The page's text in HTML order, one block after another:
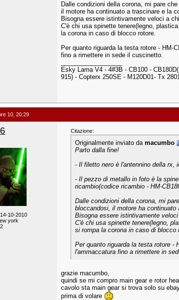
Dalle condizioni della corona, mi pare
il motore ha continuato a trascinare e la
Bisogna essere istintivamente veloci a
C'è chi usa spinette tenere(legno,
la corona in caso di blocco rotore.
Per quanto riguarda la testa rotore - HM-
fino a rimettere in sede il cuscinetto.
Esky Lama V4 - 4#3B - CB100 -
915) - Copterx 250SE - M120D01- Tx
10, 20:29
10-2010
york
Citazione:
Originalmente inviato da macumbo
Parto dalla fine!
- Il filetto nero è l'antennino della rx,
- Il pezzo di metallo in foto è la
ricambio(codice ricambio - HM-
Dalle condizioni della corona, mi
bloccandosi, il motore ha continuato
Bisogna essere istintivamente
C'è chi usa spinette tenere(legno,
si rompa la corona in caso di blocco
Per quanto riguarda la testa rotore -
l'ammaccatura fino a rimettere in
grazie macumbo,
quindi se mi compro main gear e rotor
cavolo sta main gear si trova solo su
prima di volare